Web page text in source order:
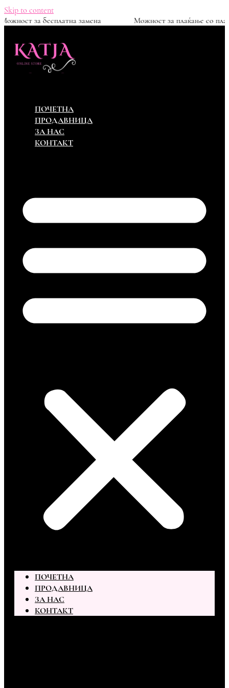
Skip to content
Можност за бесплатна замена Можност за
ПОЧЕТНА
ПРОДАВНИЦА
ЗА НАС
КОНТАКТ
ПОЧЕТНА
ПРОДАВНИЦА
ЗА НАС
КОНТАКТ